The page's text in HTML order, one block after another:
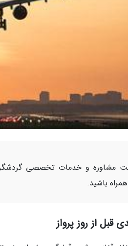
مشاوره و خدمات تخصصی
همراه باشید.
قبل از روز پرواز